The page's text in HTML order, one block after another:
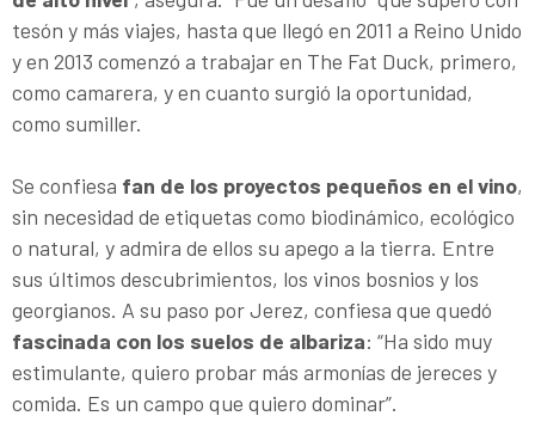
tesón y más viajes, hasta que llegó en 2011 a Reino Unido
y en 2013 comenzó a trabajar en The Fat Duck, primero,
como camarera, y en cuanto surgió la oportunidad,
como sumiller.
Se confiesa fan de los proyectos pequeños en el vino,
sin necesidad de etiquetas como biodinámico, ecológico
o natural, y admira de ellos su apego a la tierra. Entre
sus últimos descubrimientos, los vinos bosnios y los
georgianos. A su paso por Jerez, confiesa que quedó
fascinada con los suelos de albariza: “Ha sido muy
estimulante, quiero probar más armonías de jereces y
comida. Es un campo que quiero dominar”.